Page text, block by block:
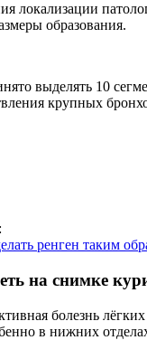
локализации
образования.
выделять 10
крупных
ренген таким
на снимке
болезнь
в нижних